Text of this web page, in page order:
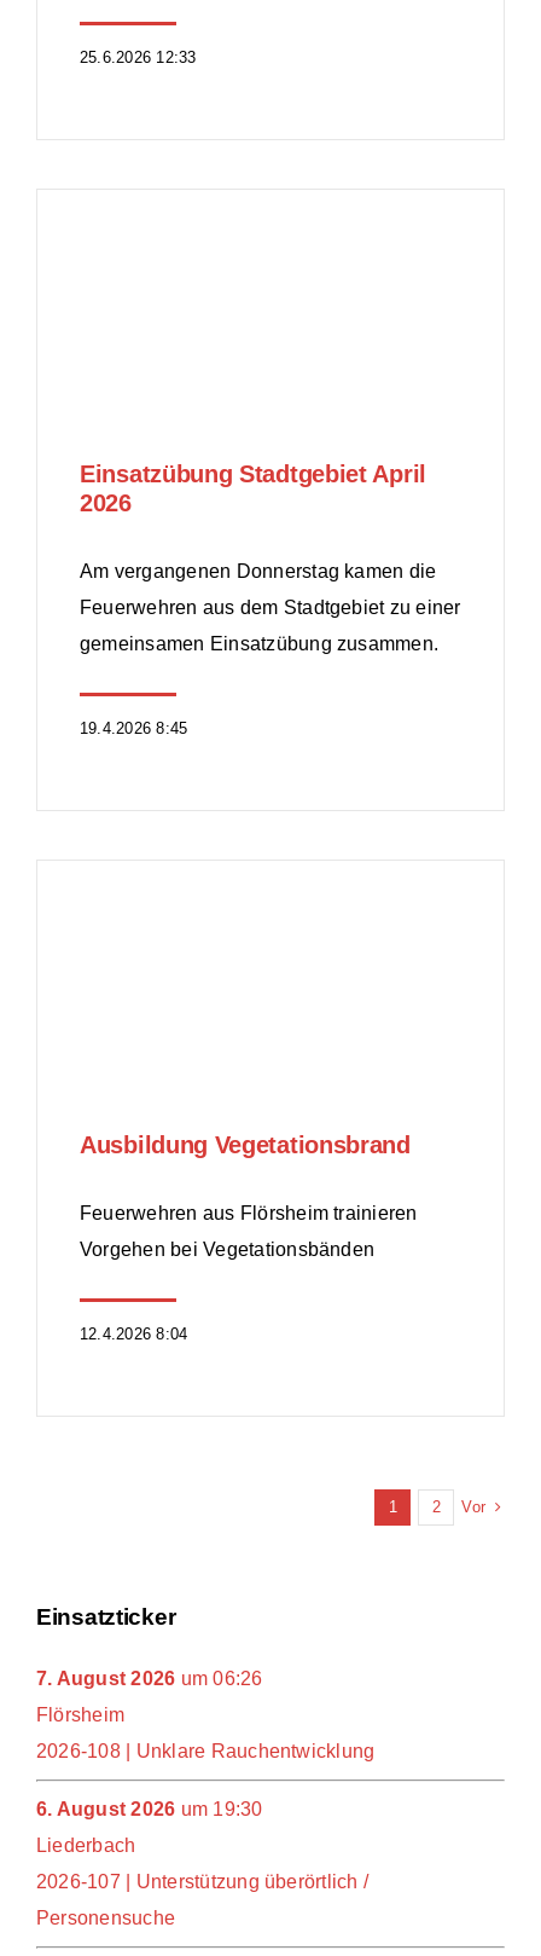
25.6.2026 12:33
Einsatzübung Stadtgebiet April
2026
Am vergangenen Donnerstag kamen die
Feuerwehren aus dem Stadtgebiet zu einer
gemeinsamen Einsatzübung zusammen.
19.4.2026 8:45
Ausbildung Vegetationsbrand
Feuerwehren aus Flörsheim trainieren
Vorgehen bei Vegetationsbänden
12.4.2026 8:04
1 2 Vor
Einsatzticker
7. August 2026 um06:26
Flörsheim
2026-108 | Unklare Rauchentwicklung
6. August 2026 um 19:30
Liederbach
2026-107 | Unterstützung überörtlich /
Personensuche